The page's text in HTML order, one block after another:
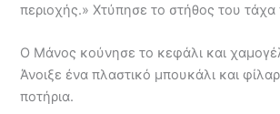
περιοχής.» Χτύπησε το στήθος του
Ο Μάνος κούνησε το κεφάλι και
Άνοιξε ένα πλαστικό μπουκάλι και
ποτήρια.